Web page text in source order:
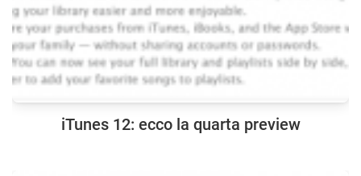
iTunes 12: ecco la quarta preview